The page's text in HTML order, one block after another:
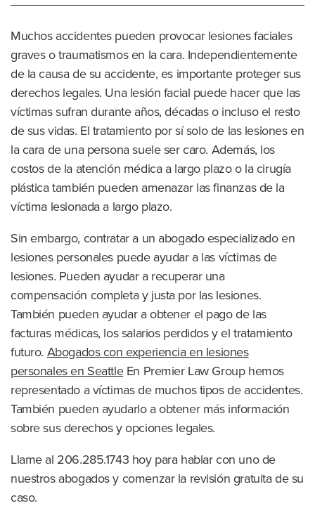
Muchos accidentes pueden provocar lesiones faciales
graves o traumatismos en la cara. Independientemente
de la causa de su accidente, es importante proteger sus
derechos legales. Una lesión facial puede hacer que las
víctimas sufran durante años, décadas o incluso el resto
de sus vidas. El tratamiento por sí solo de las lesiones en
la cara de una persona suele ser caro. Además, los
costos de la atención médica a largo plazo o la cirugía
plástica también pueden amenazar las finanzas de la
víctima lesionada a largo plazo.
Sin embargo, contratar a un abogado especializado en
lesiones personales puede ayudar a las víctimas de
lesiones. Pueden ayudar a recuperar una
compensación completa y justa por las lesiones.
También pueden ayudar a obtener el pago de las
facturas médicas, los salarios perdidos y el tratamiento
futuro. Abogados con experiencia en lesiones
personales en SeattleEn Premier Law Group hemos
representado a víctimas de muchos tipos de accidentes.
También pueden ayudarlo a obtener más información
sobre sus derechos y opciones legales.
Llame al 206.285.1743 hoy para hablar con uno de
nuestros abogados y comenzar la revisión gratuita de su
caso.